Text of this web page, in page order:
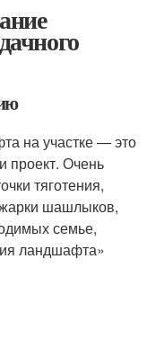
на участке — это
проект. Очень
тяготения,
шашлыков,
семье,
ландшафта»